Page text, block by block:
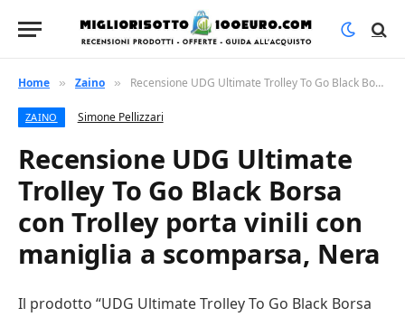
Home » Zaino » Recensione UDG Ultimate Trolley To Go Black Borsa con Trolley porta vinili con maniglia a scomparsa, Nera
ZAINO Simone Pellizzari
Recensione UDG Ultimate
Trolley To Go Black Borsa
con Trolley porta vinili con
maniglia a scomparsa, Nera
Il prodotto “UDG Ultimate Trolley To Go Black Borsa